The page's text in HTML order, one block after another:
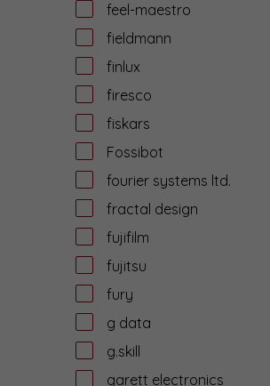
feel-maestro
fieldmann
finlux
firesco
fiskars
Fossibot
fourier systems ltd.
fractal design
fujifilm
fujitsu
fury
g data
g.skill
garett electronics